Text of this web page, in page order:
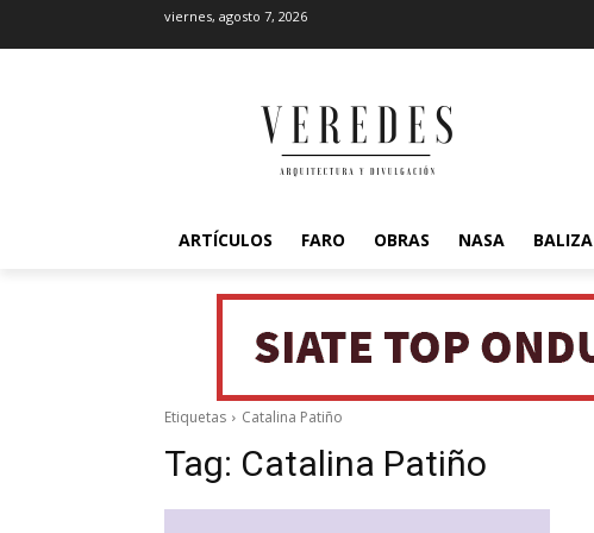
viernes, agosto 7, 2026
ARTÍCULOS FARO OBRAS NASA BALIZA
Etiquetas Catalina Patiño
Tag: Catalina Patiño